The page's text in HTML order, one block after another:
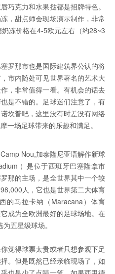
巧克力和水果挞都是招牌特色。
，甜点师会现场演示制作，非常
冻价格在4-5欧元左右（约28~3
罗那市也是国际建筑界公认的将
市内随处可见世界著名的艺术大
，非常值得一看。有机会的话去
是不错的。足球迷们注意了，有
坎普吧，这里没有时差没有网络
一场足球带来的乐趣和满足。
Nou,加泰隆尼亚语解作新球
）是位于西班牙巴塞隆拿市
那的主场，是全世界其中一个较
人，它也是世界第二大体育
的马拉卡纳（Maracana）体育
成为全欧洲最好的足球场地。在
五星级球场。
觉得球票太贵或者只想参观下足
。但是既然已经亲临现场了，如